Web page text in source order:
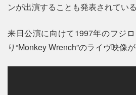
ンが出演することも発表されている
来日公演に向けて1997年のフジ
り“Monkey Wrench”のライヴ映像